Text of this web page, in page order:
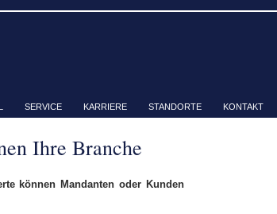
SERVICE KARRIERE STANDORTE KONTAKT
Ihre Branche
können Mandanten oder Kunden